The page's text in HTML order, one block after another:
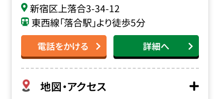
新宿区上落合3-34-12
東西線「落合駅」より徒歩5分
電話をかける 詳細へ
地図・アクセス